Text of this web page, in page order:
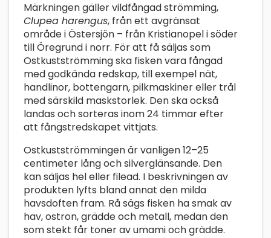
Märkningen gäller vildfångad strömming,
Clupea harengus, från ett avgränsat
område i Östersjön – från Kristianopel i söder
till Öregrund i norr. För att få säljas som
Ostkustströmming ska fisken vara fångad
med godkända redskap, till exempel nät,
handlinor, bottengarn, pilkmaskiner eller trål
med särskild maskstorlek. Den ska också
landas och sorteras inom 24 timmar efter
att fångstredskapet vittjats.
Ostkustströmmingen är vanligen 12–25
centimeter lång och silverglänsande. Den
kan säljas hel eller filead. I beskrivningen av
produkten lyfts bland annat den milda
havsdoften fram. Rå sägs fisken ha smak av
hav, ostron, grädde och metall, medan den
som stekt får toner av umami och grädde.